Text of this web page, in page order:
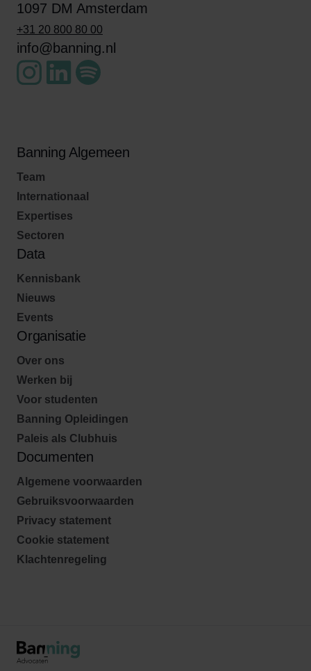
1097 DM Amsterdam
+31 20 800 80 00
info@banning.nl
Banning Algemeen
Team
Internationaal
Expertises
Sectoren
Data
Kennisbank
Nieuws
Events
Organisatie
Over ons
Werken bij
Voor studenten
Banning Opleidingen
Paleis als Clubhuis
Documenten
Algemene voorwaarden
Gebruiksvoorwaarden
Privacy statement
Cookie statement
Klachtenregeling